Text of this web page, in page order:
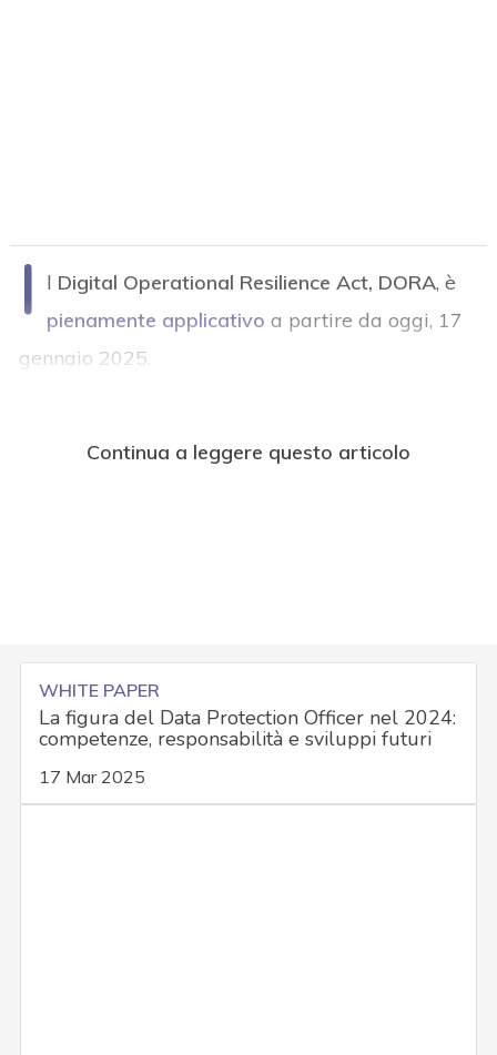
I l Digital Operational Resilience Act, DORA, è
pienamente applicativo a partire da oggi, 17
gennaio 2025.
Continua a leggere questo articolo
WHITE PAPER
La figura del Data Protection Officer nel 2024:
competenze, responsabilità e sviluppi futuri
17 Mar 2025